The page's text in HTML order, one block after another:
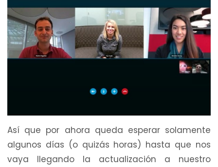
Así que por ahora queda esperar solamente
algunos días (o quizás horas) hasta que nos
vaya llegando la actualización a nuestro